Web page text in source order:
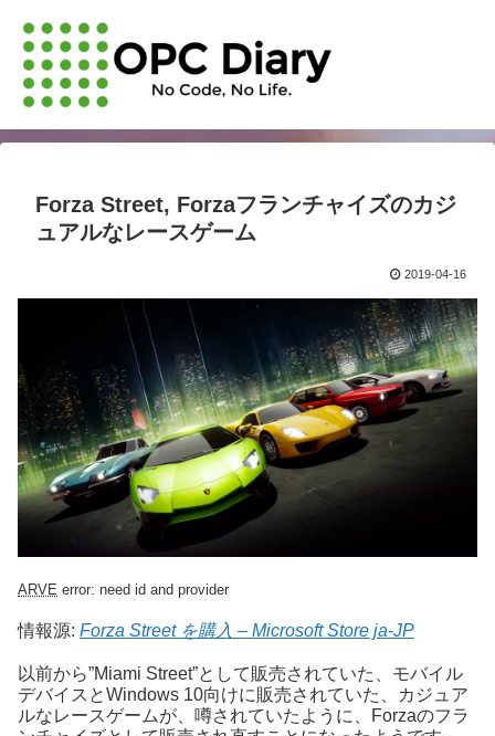
Forza Street, Forzaフランチャイズのカジ
ュアルなレースゲーム
2019-04-16
ARVE error: need id and provider
情報源: Forza Street を購入 – Microsoft Store ja-JP
以前から”Miami Street”として販売されていた、モバイル
デバイスとWindows 10向けに販売されていた、カジュア
ルなレースゲームが、噂されていたように、Forzaのフラ